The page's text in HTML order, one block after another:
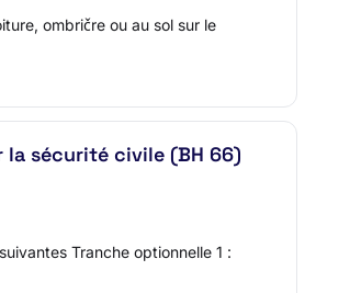
ombričre ou au sol sur le
sécurité civile (BH 66)
Tranche optionnelle 1 :